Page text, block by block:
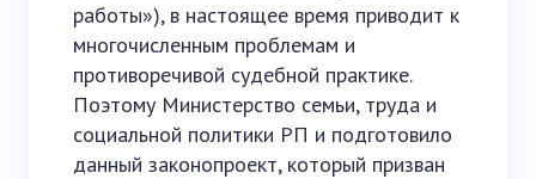
работы»), в настоящее время приводит к
многочисленным проблемам и
противоречивой судебной практике.
Поэтому Министерство семьи, труда и
социальной политики РП и подготовило
данный законопроект, который призван